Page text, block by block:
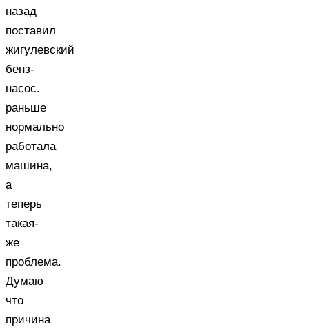
назад
поставил
жигулевский
бенз-
насос.
раньше
нормально
работала
машина,
а
теперь
такая-
же
проблема.
Думаю
что
причина